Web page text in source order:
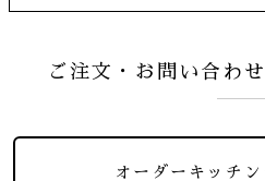
ご注文・お問い合わ
オーダーキッチ